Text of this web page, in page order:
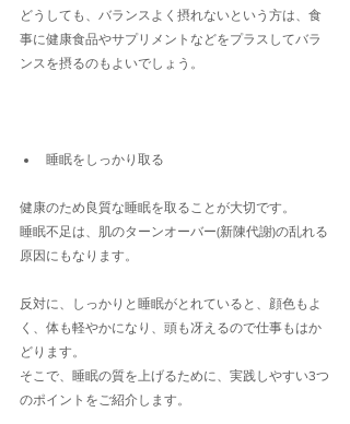
どうしても、バランスよく摂れないという方は、食
事に健康食品やサプリメントなどをプラスしてバラ
ンスを摂るのもよいでしょう。
睡眠をしっかり取る
健康のため良質な睡眠を取ることが大切です。
睡眠不足は、肌のターンオーバー(新陳代謝)の乱れる
原因にもなります。
反対に、しっかりと睡眠がとれていると、顔色もよ
く、体も軽やかになり、頭も冴えるので仕事もはか
どります。
そこで、睡眠の質を上げるために、実践しやすい3つ
のポイントをご紹介します。